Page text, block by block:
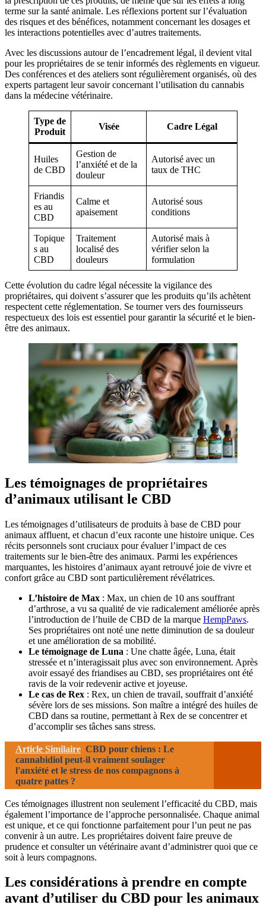
terme sur la santé animale. Les réflexions portent sur l’évaluation
des risques et des bénéfices, notamment concernant les dosages et
les interactions potentielles avec d’autres traitements.
Avec les discussions autour de l’encadrement légal, il devient vital
pour les propriétaires de se tenir informés des règlements en vigueur.
Des conférences et des ateliers sont régulièrement organisés, où des
experts partagent leur savoir concernant l’utilisation du cannabis
dans la médecine vétérinaire.
Type de
Produit
Visée Cadre Légal
Huiles
de CBD
Gestion de
l’anxiété et de la
douleur
Autorisé avec un
taux de THC
Friandis
es au
CBD
Calme et
apaisement
Autorisé sous
conditions
Topique
s au
CBD
Traitement
localisé des
douleurs
Autorisé mais à
vérifier selon la
formulation
Cette évolution du cadre légal nécessite la vigilance des
propriétaires, qui doivent s’assurer que les produits qu’ils achètent
respectent cette réglementation. Se tourner vers des fournisseurs
respectueux des lois est essentiel pour garantir la sécurité et le bien-
être des animaux.
Les témoignages de propriétaires
d’animaux utilisant le CBD
Les témoignages d’utilisateurs de produits à base de CBD pour
animaux affluent, et chacun d’eux raconte une histoire unique. Ces
récits personnels sont cruciaux pour évaluer l’impact de ces
traitements sur le bien-être des animaux. Parmi les expériences
marquantes, les histoires d’animaux ayant retrouvé joie de vivre et
confort grâce au CBD sont particulièrement révélatrices.
L’histoire de Max : Max, un chien de 10 ans souffrant
d’arthrose, a vu sa qualité de vie radicalement améliorée après
l’introduction de l’huile de CBD de la marque HempPaws.
Ses propriétaires ont noté une nette diminution de sa douleur
et une amélioration de sa mobilité.
Le témoignage de Luna : Une chatte âgée, Luna, était
stressée et n’interagissait plus avec son environnement. Après
avoir essayé des friandises au CBD, ses propriétaires ont été
ravis de la voir redevenir active et joyeuse.
Le cas de Rex : Rex, un chien de travail, souffrait d’anxiété
sévère lors de ses missions. Son maître a intégré des huiles de
CBD dans sa routine, permettant à Rex de se concentrer et
d’accomplir ses tâches sans stress.
Article Similaire CBD pour chiens : Le
cannabidiol peut-il vraiment soulager
l'anxiété et le stress de nos compagnons à
quatre pattes ?
Ces témoignages illustrent non seulement l’efficacité du CBD, mais
également l’importance de l’approche personnalisée. Chaque animal
est unique, et ce qui fonctionne parfaitement pour l’un peut ne pas
convenir à un autre. Les propriétaires doivent faire preuve de
prudence et consulter un vétérinaire avant d’administrer quoi que ce
soit à leurs compagnons.
Les considérations à prendre en compte
avant d’utiliser du CBD pour les animaux